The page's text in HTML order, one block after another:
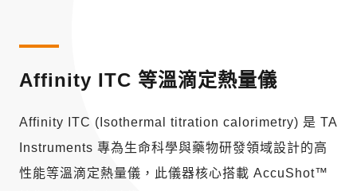
Affinity ITC 等溫滴定熱量儀
Affinity ITC (Isothermal titration calorimetry) 是 TA
Instruments 專為生命科學與藥物研發領域設計的高
性能等溫滴定熱量儀，此儀器核心搭載 AccuShot™